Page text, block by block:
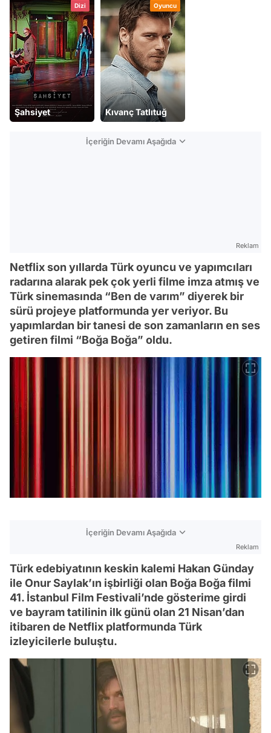
Dizi
Şahsiyet
Oyuncu
Kıvanç Tatlıtuğ
İçeriğin Devamı Aşağıda
Reklam
Netflix son yıllarda Türk oyuncu ve yapımcıları
radarına alarak pek çok yerli filme imza atmış ve
Türk sinemasında “Ben de varım” diyerek bir
sürü projeye platformunda yer veriyor. Bu
yapımlardan bir tanesi de son zamanların en ses
getiren filmi “Boğa Boğa” oldu.
İçeriğin Devamı Aşağıda
Reklam
Türk edebiyatının keskin kalemi Hakan Günday
ile Onur Saylak’ın işbirliği olan Boğa Boğa filmi
41. İstanbul Film Festivali’nde gösterime girdi
ve bayram tatilinin ilk günü olan 21 Nisan’dan
itibaren de Netflix platformunda Türk
izleyicilerle buluştu.